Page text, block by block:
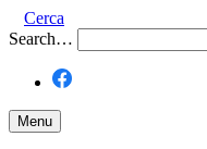
Cerca
Search…
Menu